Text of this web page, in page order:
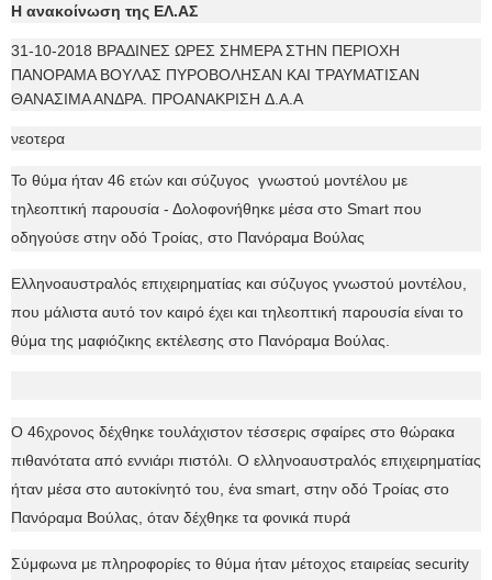
Η ανακοίνωση της ΕΛ.ΑΣ
31-10-2018 BPAΔINEΣ ΩPEΣ ΣHMEPA ΣTHN ΠEPIOXH
ΠANOPAMA BOYΛAΣ ΠYPOBOΛHΣAN KAI TPAYMATIΣAN
ΘANAΣIMA ANΔPA. ΠPOANAKPIΣH Δ.A.A
νεοτερα
Το θύμα ήταν 46 ετών και σύζυγος γνωστού μοντέλου με
τηλεοπτική παρουσία - Δολοφονήθηκε μέσα στο Smart που
οδηγούσε στην οδό Τροίας, στο Πανόραμα Βούλας
Ελληνοαυστραλός επιχειρηματίας και σύζυγος γνωστού μοντέλου,
που μάλιστα αυτό τον καιρό έχει και τηλεοπτική παρουσία είναι το
θύμα της μαφιόζικης εκτέλεσης στο Πανόραμα Βούλας.
Ο 46χρονος δέχθηκε τουλάχιστον τέσσερις σφαίρες στο θώρακα
πιθανότατα από εννιάρι πιστόλι. Ο ελληνοαυστραλός επιχειρηματίας
ήταν μέσα στο αυτοκίνητό του, ένα smart, στην οδό Τροίας στο
Πανόραμα Βούλας, όταν δέχθηκε τα φονικά πυρά
Σύμφωνα με πληροφορίες το θύμα ήταν μέτοχος εταιρείας security